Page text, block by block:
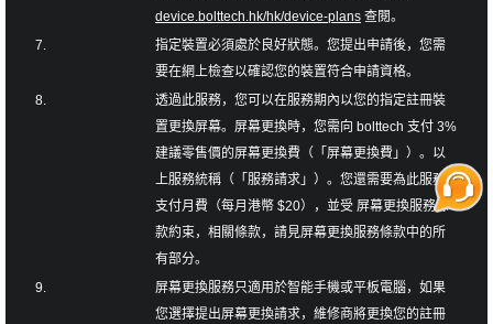
device.bolttech.hk/hk/device-plans 查閱。
7.
指定裝置必須處於良好狀態。您提出申請後，您需
要在網上檢查以確認您的裝置符合申請資格。
8.
透過此服務，您可以在服務期內以您的指定註冊裝
置更換屏幕。屏幕更換時，您需向 bolttech 支付 3%
建議零售價的屏幕更換費（「屏幕更換費」）。以
上服務統稱（「服務請求」）。您還需要為此服務
支付月費（每月港幣 $20），並受 屏幕更換服務條
款約束，相關條款，請見屏幕更換服務條款中的所
有部分。
9.
屏幕更換服務只適用於智能手機或平板電腦，如果
您選擇提出屏幕更換請求，維修商將更換您的註冊